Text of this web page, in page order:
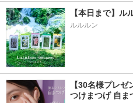
【本日まで】ル
ルルルン
【30名様プレ
つけまつげ 自ま